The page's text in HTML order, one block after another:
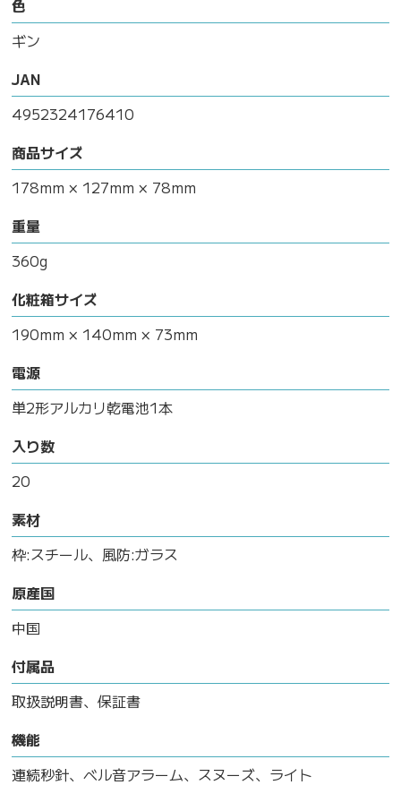
色
ギン
JAN
4952324176410
商品サイズ
178mm × 127mm × 78mm
重量
360g
化粧箱サイズ
190mm × 140mm × 73mm
電源
単2形アルカリ乾電池1本
入り数
20
素材
枠:スチール、風防:ガラス
原産国
中国
付属品
取扱説明書、保証書
機能
連続秒針、ベル音アラーム、スヌーズ、ライト